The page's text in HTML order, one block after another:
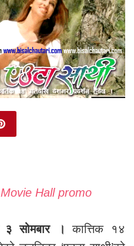
Hall promo
३ सोमबार ।
कात्तिक १४